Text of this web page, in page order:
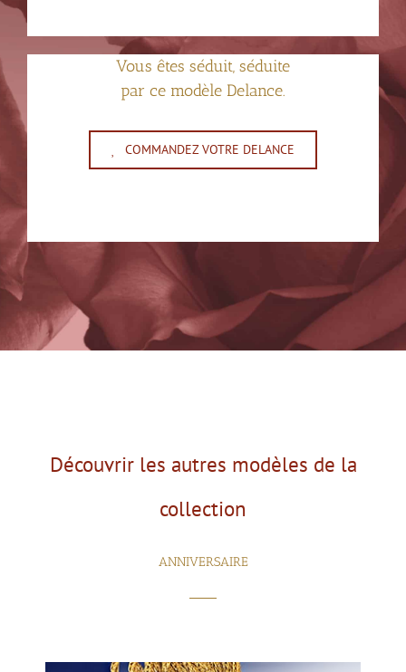
Vous êtes séduit, séduite
par ce modèle Delance.
COMMANDEZ VOTRE DELANCE
Découvrir les autres modèles de la
collection
ANNIVERSAIRE